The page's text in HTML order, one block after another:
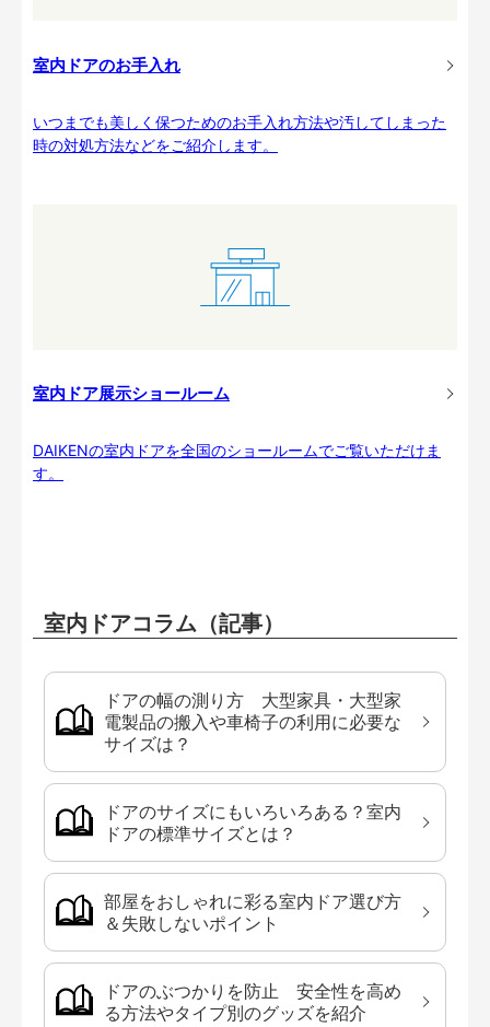
室内ドアのお手入れ
いつまでも美しく保つためのお手入れ方法や汚してしまった
時の対処方法などをご紹介します。
室内ドア展示ショールーム
DAIKENの室内ドアを全国のショールームでご覧いただけま
す。
室内ドアコラム（記事）
ドアの幅の測り方 大型家具・大型家
電製品の搬入や車椅子の利用に必要な
サイズは？
ドアのサイズにもいろいろある？室内
ドアの標準サイズとは？
部屋をおしゃれに彩る室内ドア選び方
＆失敗しないポイント
ドアのぶつかりを防止 安全性を高め
る方法やタイプ別のグッズを紹介